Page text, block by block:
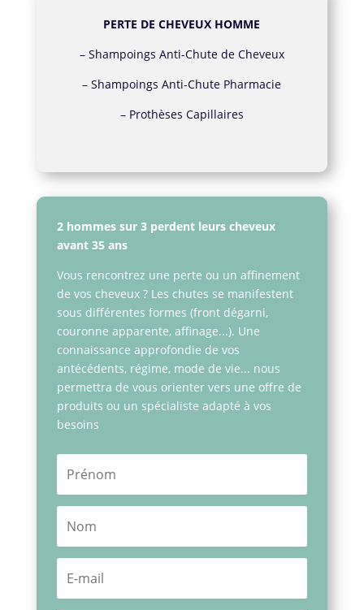
PERTE DE CHEVEUX HOMME
– Shampoings Anti-Chute de Cheveux
–Shampoings Anti-Chute Pharmacie
– Prothèses Capillaires
2 hommes sur 3 perdent leurs cheveux
avant 35 ans
Vous rencontrez une perte ou un affinement
de vos cheveux ? Les chutes se manifestent
sous différentes formes (front dégarni,
couronne apparente, affinage...). Une
connaissance approfondie de vos
antécédents, régime, mode de vie... nous
permettra de vous orienter vers une offre de
produits ou un spécialiste adapté à vos
besoins